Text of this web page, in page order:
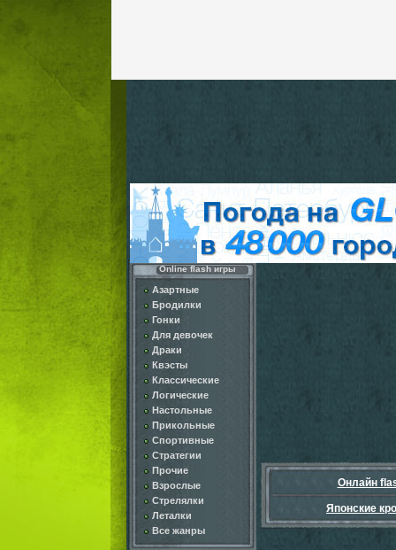
Online flash игры
Азартные
Бродилки
Гонки
Для девочек
Драки
Квэсты
Классические
Логические
Настольные
Прикольные
Спортивные
Стратегии
Прочие
Взрослые
Стрелялки
Леталки
Все жанры
Онлайн
Японские